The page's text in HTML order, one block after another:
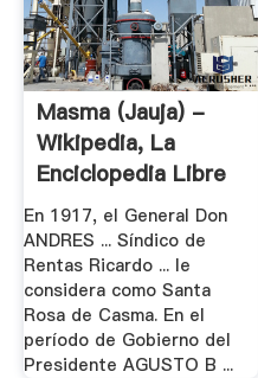
Masma (Jauja) -
Wikipedia, La
Enciclopedia Libre
En 1917, el General Don
ANDRES ... Síndico de
Rentas Ricardo ... le
considera como Santa
Rosa de Casma. En el
período de Gobierno del
Presidente AGUSTO B ...